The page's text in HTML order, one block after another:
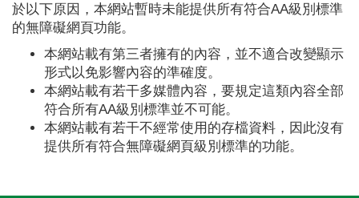
於以下原因，本網站暫時未能提供所有符合AA級別標準
的無障礙網頁功能。
本網站載有第三者擁有的內容，並不適合改變顯示
形式以免影響內容的準確度。
本網站載有若干多媒體內容，要規定這類內容全部
符合所有AA級別標準並不可能。
本網站載有若干不經常使用的存檔資料，因此沒有
提供所有符合無障礙網頁級別標準的功能。